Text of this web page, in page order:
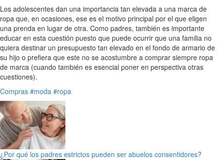
Los adolescentes dan una importancia tan elevada a una marca de
ropa que, en ocasiones, ese es el motivo principal por el que eligen
una prenda en lugar de otra. Como padres, también es importante
educar en esta cuestión puesto que puede ocurrir que una familia no
quiera destinar un presupuesto tan elevado en el fondo de armario de
su hijo o prefiera que este no se acostumbre a comprar siempre ropa
de marca (cuando también es esencial poner en perspectiva otras
cuestiones).
Compras #moda #ropa
¿Por qué los padres estrictos pueden ser abuelos consentidores?